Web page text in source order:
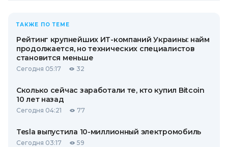
ТАКЖЕ ПО ТЕМЕ
Рейтинг крупнейших ИТ-компаний Украины: найм
продолжается, но технических специалистов
становится меньше
Сегодня 05:17 32
Сколько сейчас заработали те, кто купил Bitcoin
10 лет назад
Сегодня 04:21 77
Tesla выпустила 10-миллионный электромобиль
Сегодня 03:17 59